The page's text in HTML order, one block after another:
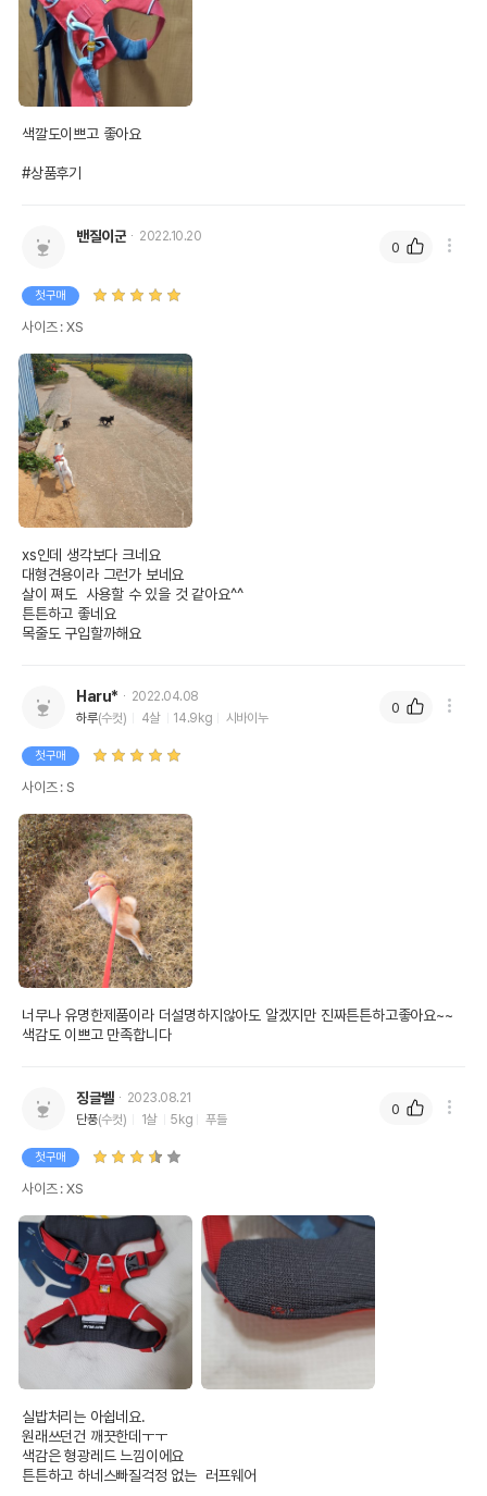
색깔도이쁘고 좋아요
#상품후기
밴질이군 2022.10.20
첫구매
사이즈 : XS
xs인데 생각보다 크네요
대형견용이라 그런가 보네요
살이 쪄도  사용할 수 있을 것 같아요^^
튼튼하고 좋네요
목줄도 구입할까해요
0
Haru*
2022.04.08
하루(수컷) 4살 14.9kg 시바이누
첫구매
사이즈 : S
너무나 유명한제품이라 더설명하지않아도 알겠지만 진짜튼튼하고좋아요~~
색감도 이쁘고 만족합니다
0
징글벨
2023.08.21
단풍(수컷) 1살 5kg 푸들
첫구매
사이즈 : XS
실밥처리는 아쉽네요.
원래쓰던건 깨끗한데ㅜㅜ
색감은 형광레드 느낌이에요
튼튼하고 하네스빠질걱정 없는  러프웨어
0